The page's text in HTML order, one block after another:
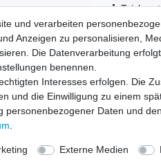
Teich
Impressum
und verarbeiten
Anzeigen zu personalisieren,
Die Datenverarbeitung
benennen.
Interesses erfolgen. Die
und die Einwilligung zu einem
Daten und
Externe Medien